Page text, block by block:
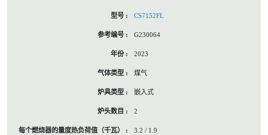
CS7152FL
G230064
2023
煤气
嵌入式
2
3.2 / 1.9